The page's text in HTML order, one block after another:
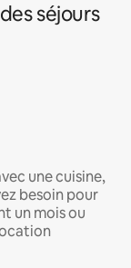
séjours
une cuisine,
besoin pour
un mois ou